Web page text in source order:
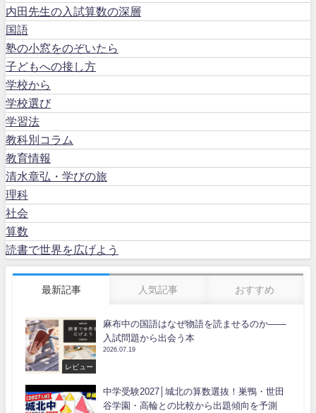
内田先生の入試算数の深層
国語
塾の小窓をのぞいたら
子どもへの接し方
学校から
学校選び
学習法
教科別コラム
教育情報
清水章弘・学びの旅
理科
社会
算数
読書で世界を広げよう
最新記事 人気記事 おすすめ
レビュー
麻布中の国語はなぜ物語を読ませるのか――
入試問題から出会う本
2026.07.19
中学受験2027│城北の算数選抜！巣鴨・世田
谷学園・高輪との比較から出題傾向を予測